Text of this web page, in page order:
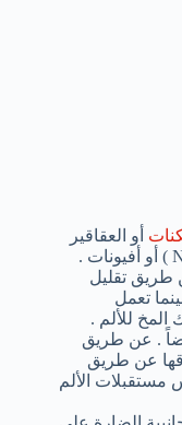
أو العقاقير
الغير ستيرويدية المضادة للالتهابات ( NSAIDs ) أو أفيونات .
طريق تقليل
تعمل
المخ للألم .
. عن طريق
عن طريق
مستقبلات الألم